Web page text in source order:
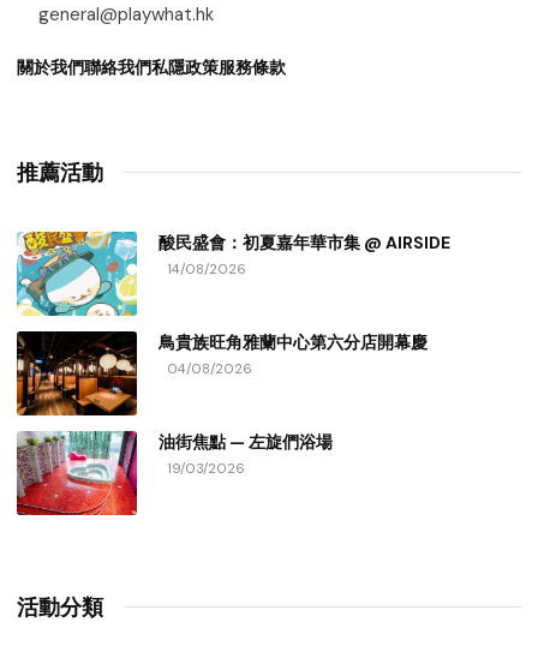
general@playwhat.hk
關於我們聯絡我們私隱政策服務條款
推薦活動
酸民盛會：初夏嘉年華市集 @ AIRSIDE
14/08/2026
鳥貴族旺角雅蘭中心第六分店開幕慶
04/08/2026
油街焦點 — 左旋們浴場
19/03/2026
活動分類